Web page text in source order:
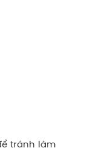
tránh làm